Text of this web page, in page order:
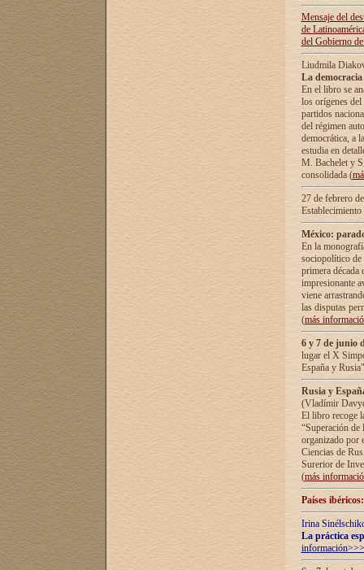
Mensaje del
de
del Gobierno
Liudmila
La
En el libro se
los orígenes
partidos
del régimen
democrática, а
estudia en
М. Bachelet у
consolidada (
27 de febrero
México:
En la
sociopolítico de
primera década
impresionante
viene
las disputas
(más
6 y 7 de junio
lugar el X
España y
Rusia y
(Vladímir
El libro recoge
“Superación
organizado por
Ciencias de
Surerior de
(más
Países
Irina
La práctica
información>>>